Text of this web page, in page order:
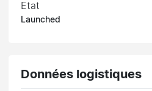
Etat
Launched
Données logistiques